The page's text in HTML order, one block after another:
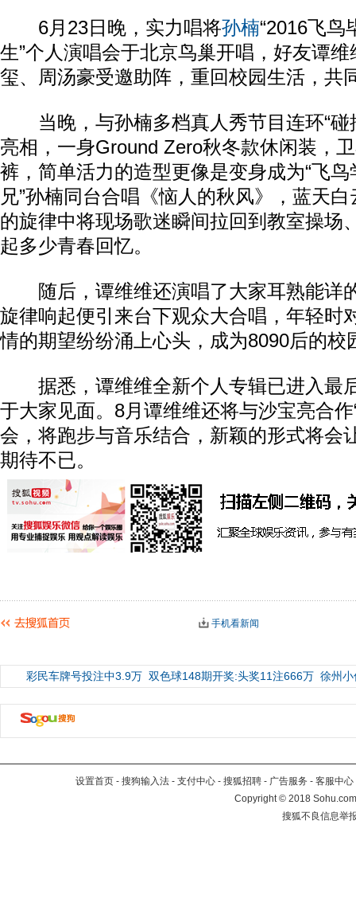
6月23日晚，实力唱将孙楠“2016飞
生”个人演唱会于北京鸟巢开唱，好友谭
玺、周汤豪受邀助阵，重回校园生活，共
当晚，与孙楠多档真人秀节目连环“碰
亮相，一身Ground Zero秋冬款休闲装，
裤，简单活力的造型更像是变身成为“飞鸟
兄”孙楠同台合唱《恼人的秋风》，蓝天
的旋律中将现场歌迷瞬间拉回到教室操场
起多少青春回忆。
随后，谭维维还演唱了大家耳熟能详
旋律响起便引来台下观众大合唱，年轻时
情的期望纷纷涌上心头，成为8090后的校
据悉，谭维维全新个人专辑已进入最
于大家见面。8月谭维维还将与沙宝亮合作
会，将跑步与音乐结合，新颖的形式将会
期待不已。
手机看新闻
彩民车牌号投注中3.9万 双色球148期开奖:头奖11注666万 徐州
设置首页 - 搜狗输入法 - 支付中心 - 搜狐招聘 - 广告服务 - 客服中心
Copyright©2018
搜狐不良信息举